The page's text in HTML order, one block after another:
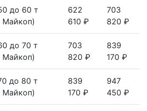
до 60 т
Майкоп)
622
610 ₽
703
820 ₽
до 70 т
Майкоп)
703
820 ₽
839
170 ₽
до 80 т
Майкоп)
839
170 ₽
947
450 ₽